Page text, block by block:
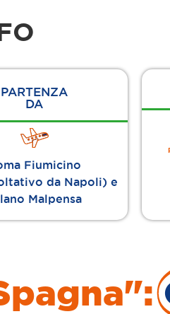
PARTENZA
DA
Fiumicino
da Napoli) e
Malpensa